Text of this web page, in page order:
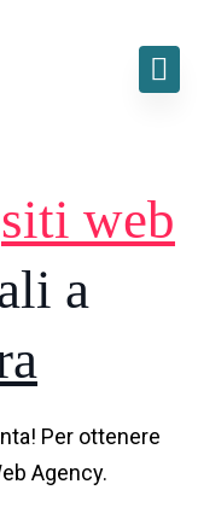
siti web
a
Per ottenere
Agency.